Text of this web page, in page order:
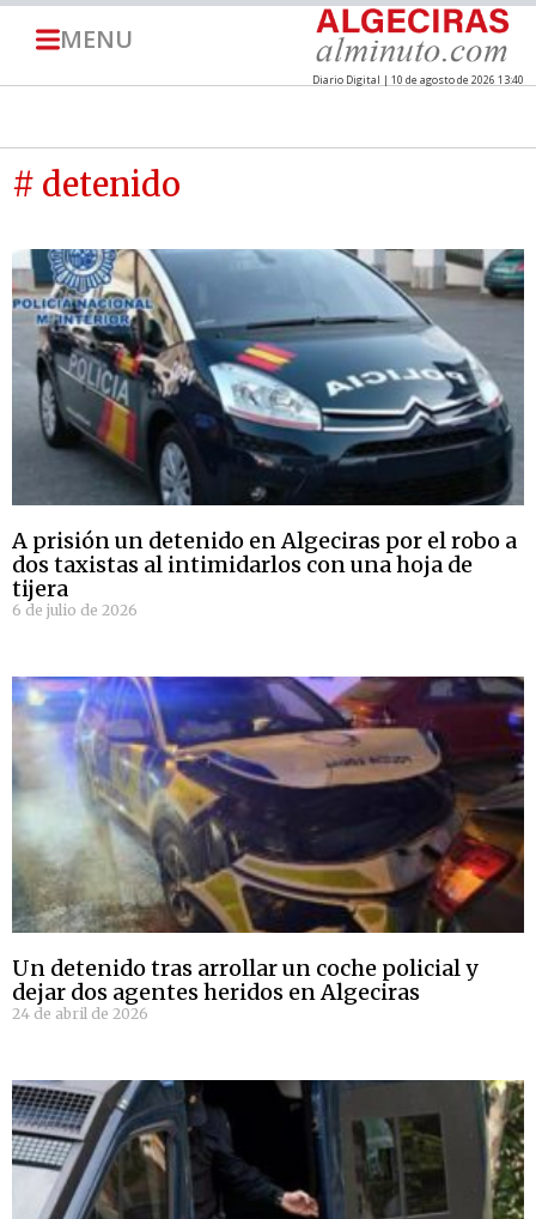
MENU
Diario Digital | 10 de agosto de 2026 13:40
# detenido
A prisión un detenido en Algeciras por el robo a
dos taxistas al intimidarlos con una hoja de
tijera
6 de julio de 2026
Un detenido tras arrollar un coche policial y
dejar dos agentes heridos en Algeciras
24 de abril de 2026